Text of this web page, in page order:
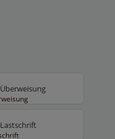
Überweisung
Lastschrift